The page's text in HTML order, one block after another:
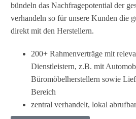
bündeln das Nachfragepotential der
verhandeln so für unsere Kunden die
direkt mit den Herstellern.
200+ Rahmenverträge mit
Dienstleistern, z.B. mit
Büromöbelherstellern sowie
Bereich
zentral verhandelt, lokal abrufbar